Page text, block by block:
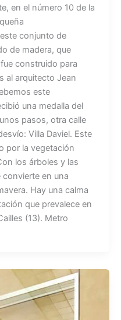
en el número 10 de la
conjunto de
de madera, que
construido para
al arquitecto Jean
este
una medalla del
pasos, otra calle
Villa Daviel. Este
por la vegetación
los árboles y las
convierte en una
Hay una calma
que prevalece en
(13). Metro